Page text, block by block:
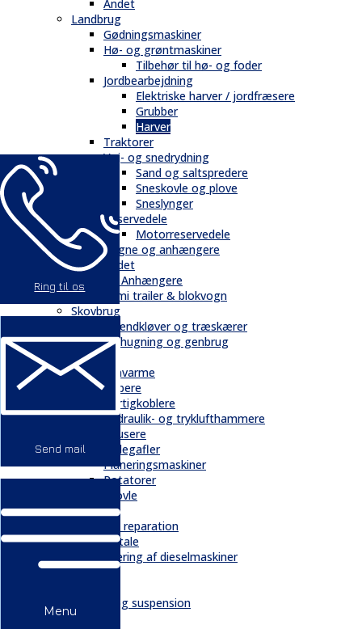
Ring til os
Send mail
Menu
Andet
Landbrug
Gødningsmaskiner
Hø- og grøntmaskiner
Tilbehør til hø- og foder
Jordbearbejdning
Elektriske harver / jordfræsere
Grubber
Harver
Traktorer
Vej- og snedrydning
Sand og saltspredere
Sneskovle og plove
Sneslynger
Reservedele
Motorreservedele
Vogne og anhængere
Andet
Trailere / Anhængere
Semi trailer & blokvogn
Skovbrug
Brændkløver og træskærer
Flishugning og genbrug
Tilbehør
Gravarme
Gribere
Hurtigkoblere
Hydraulik- og tryklufthammere
Knusere
Pallegafler
Planeringsmaskiner
Rotatorer
Skovle
Service
Service & reparation
Serviceaftale
Elektrificering af dieselmaskiner
Reservedele
Chassis og suspension
Hydraulik